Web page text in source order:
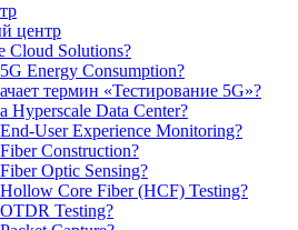
центр
Cloud Solutions?
Energy Consumption?
термин «Тестирование 5G»?
Hyperscale Data Center?
User Experience Monitoring?
Construction?
Optic Sensing?
Core Fiber (HCF) Testing?
Testing?